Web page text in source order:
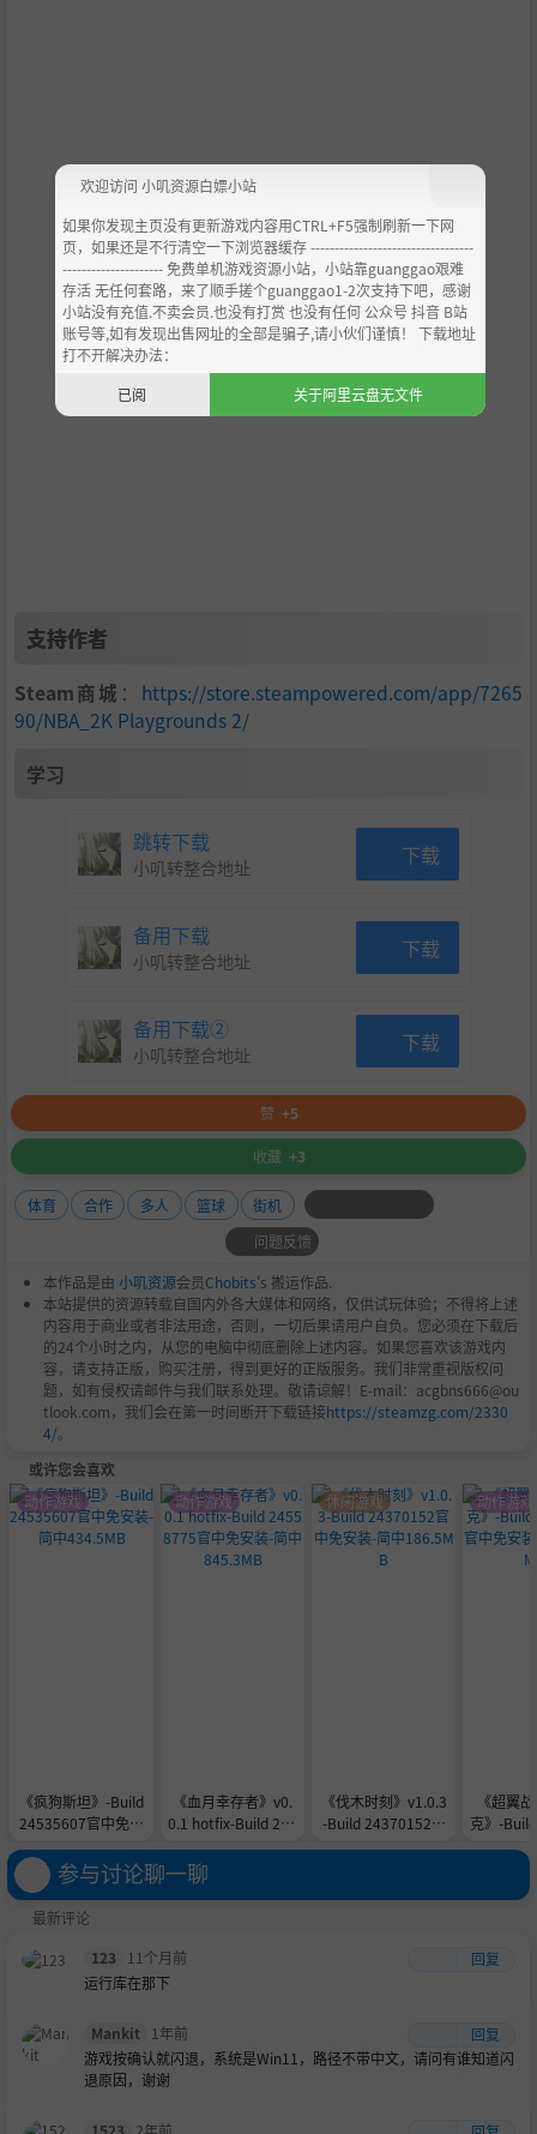
支持作者
Steam商城 ： https://store.steampowered.com/app/7265
90/NBA_2K Playgrounds 2/
学习
跳转下载
小叽转整合地址 下载
备用下载
小叽转整合地址 下载
备用下载②
小叽转整合地址 下载
赞 +5
收藏 +3
体育 合作 多人 篮球
街机
问题反馈
本作品是由 小叽资源会员Chobits's 搬运作品.
本站提供的资源转载自国内外各大媒体和网络，仅供试玩体验；不得将上述
内容用于商业或者非法用途，否则，一切后果请用户自负。您必须在下载后
的24个小时之内，从您的电脑中彻底删除上述内容。如果您喜欢该游戏内
容，请支持正版，购买注册，得到更好的正版服务。我们非常重视版权问
题，如有侵权请邮件与我们联系处理。敬请谅解！E-mail：acgbns666@ou
tlook.com，我们会在第一时间断开下载链接https://steamzg.com/2330
4/。
或许您会喜欢
《疯狗斯坦》-Build
24535607官中免安
动作游戏
《血月幸存者》v0.
0.1 hotfix-Build 245
简中845.3MB
动作游戏
《伐木时刻》v1.0.3
-Build 24370152官
休闲游戏
《超翼
克》-
动作游戏
参与讨论聊一聊
最新评论
123
11个月前
回复
运行库在那下
Mankit 1年前
回复
游戏按确认就闪退，系统是Win11，路径不带中文，请问有谁知道闪
退原因，谢谢
1523 2年前
欢迎访问 小叽资源白嫖小站
如果你发现主页没有更新游戏内容用CTRL+F5强制刷新一下网
页，如果还是不行清空一下浏览器缓存 ----------------------------------
--------------------- 免费单机游戏资源小站，小站靠guanggao艰难
存活 无任何套路，来了顺手搓个guanggao1-2次支持下吧，感谢
小站没有充值.不卖会员.也没有打赏 也没有任何 公众号 抖音 B站
账号等,如有发现出售网址的全部是骗子,请小伙们谨慎！ 下载地址
打不开解决办法：
已阅
关于阿里云盘无文件